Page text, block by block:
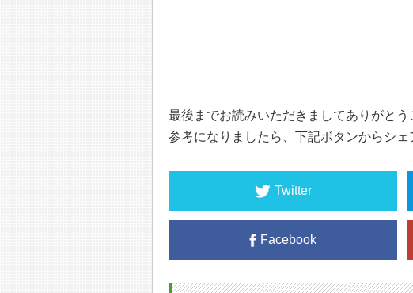
最後までお読みいただきましてありがとう
参考になりましたら、下記ボタンからシェ
Twitter
Facebook